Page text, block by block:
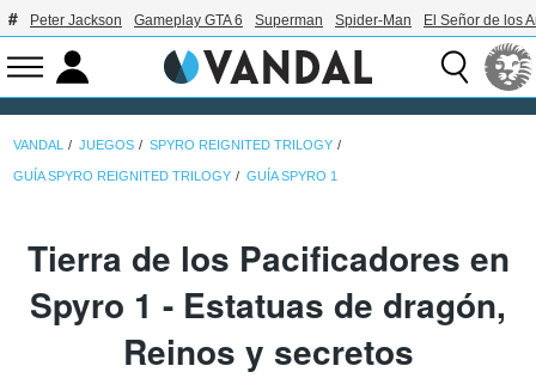
Peter Jackson Gameplay GTA 6 Superman Spider-Man El Señor de los
VANDAL JUEGOS SPYRO REIGNITED TRILOGY
GUÍA SPYRO REIGNITED TRILOGY GUÍA SPYRO 1
Tierra de los Pacificadores en
Spyro 1 - Estatuas de dragón,
Reinos y secretos